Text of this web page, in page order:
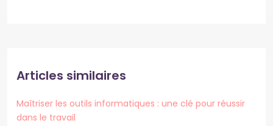
Articles similaires
Maîtriser les outils informatiques : une clé pour réussir
dans le travail